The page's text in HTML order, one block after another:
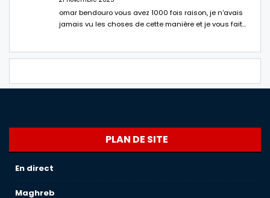
omar bendouro vous avez 1000 fois raison, je n'avais
jamais vu les choses de cette manière et je vous fait…
PLAN DE SITE
En direct
Maghreb